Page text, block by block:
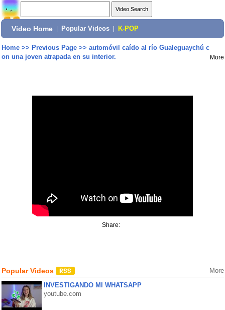
Video Home Popular Videos K-POP
Home>> Previous Page>> automóvil caído al río Gualeguaychú c
on una joven atrapada en su interior.
More
Share:
Popular Videos More
INVESTIGANDO MI WHATSAPP
youtube.com